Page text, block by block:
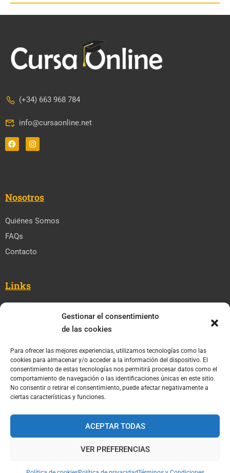
Gestionar el consentimiento
de las cookies
Para ofrecer las mejores experiencias, utilizamos tecnologías como las
cookies para almacenar y/o acceder a la información del dispositivo. El
consentimiento de estas tecnologías nos permitirá procesar datos como el
comportamiento de navegación o las identificaciones únicas en este sitio.
No consentir o retirar el consentimiento, puede afectar negativamente a
ciertas características y funciones.
ACEPTAR TODAS
VER PREFERENCIAS
(+34) 663 968 784
info@cursaonline.net
Nosotros
Quiénes Somos
FAQs
Contacto
Links
Legal
Términos y Condiciones
Política de Privacidad